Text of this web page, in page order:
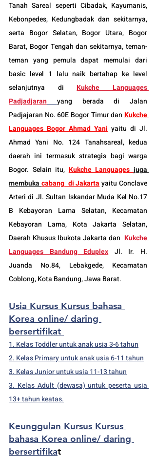
Tanah Sareal seperti Cibadak, Kayumanis,
Kebonpedes, Kedungbadak dan sekitarnya,
serta Bogor Selatan, Bogor Utara, Bogor
Barat, Bogor Tengah dan sekitarnya, teman-
teman yang pemula dapat memulai dari
basic level 1 lalu naik bertahap ke level
selanjutnya di Kukche Languages
Padjadjaran
yang berada di Jalan
Padjajaran No. 60E Bogor Timur dan Kukche
Languages Bogor Ahmad Yani yaitu di Jl.
Ahmad Yani No. 124 Tanahsareal, kedua
daerah ini termasuk strategis bagi warga
Bogor. Selain itu, Kukche Languages juga
membuka cabang  di Jakarta yaitu Conclave
Arteri di Jl. Sultan Iskandar Muda Kel No.17
B Kebayoran Lama Selatan, Kecamatan
Kebayoran Lama, Kota Jakarta Selatan,
Daerah Khusus Ibukota Jakarta dan Kukche
Languages Bandung Eduplex Jl. Ir. H.
Juanda No.84, Lebakgede, Kecamatan
Coblong, Kota Bandung, Jawa Barat.
Usia Kursus Kursus bahasa
Korea online/ daring
bersertifikat
1. Kelas Toddler untuk anak usia 3-6 tahun
2. Kelas Primary untuk anak usia 6-11 tahun
3. Kelas Junior untuk usia 11-13 tahun
3. Kelas Adult (dewasa) untuk peserta usia
13+ tahun keatas.
Keunggulan Kursus Kursus
bahasa Korea online/ daring
bersertifikat